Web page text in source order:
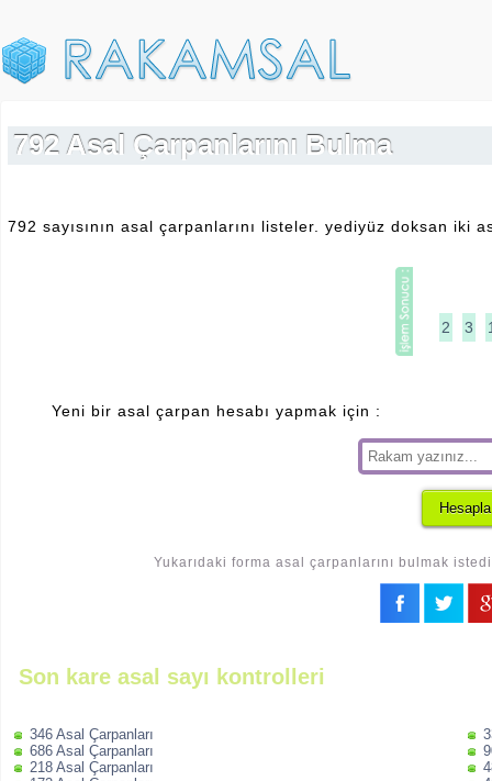
792 Asal Çarpanlarını Bulma
792 sayısının asal çarpanlarını listeler. yediyüz doksan iki
2 3
Yeni bir asal çarpan hesabı yapmak için :
Yukarıdaki forma asal çarpanlarını bulmak
Son kare asal sayı kontrolleri
346 Asal Çarpanları
686 Asal Çarpanları
218 Asal Çarpanları